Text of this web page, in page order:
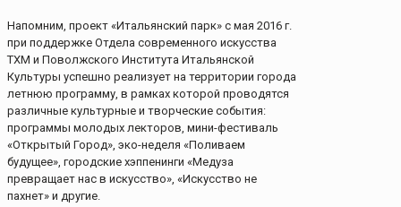
Напомним, проект «Итальянский парк» с мая 2016 г.
при поддержке Отдела современного искусства
ТХМ и Поволжского Института Итальянской
Культуры успешно реализует на территории города
летнюю программу, в рамках которой проводятся
различные культурные и творческие события:
программы молодых лекторов, мини-фестиваль
«Открытый Город», эко-неделя «Поливаем
будущее», городские хэппенинги «Медуза
превращает нас в искусство», «Искусство не
пахнет» и другие.